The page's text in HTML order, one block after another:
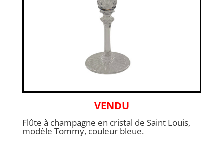
VENDU
Flûte à champagne en cristal de Saint Louis,
modèle Tommy, couleur bleue.